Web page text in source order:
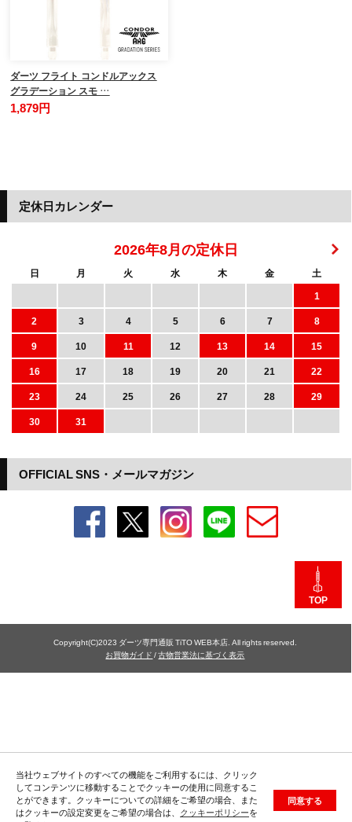
ダーツ フライト コンドルアックス
グラデーション スモ …
1,879円
当社ウェブサイトのすべての機能をご利用するには、クリック
してコンテンツに移動することでクッキーの使用に同意するこ
とができます。クッキーについての詳細をご希望の場合、また
はクッキーの設定変更をご希望の場合は、 クッキーポリシーを
同意する
OFFICIAL SNS・メールマガジン
定休日カレンダー
2026年8月の定休日
日 月 火 水 木 金
土
1
2
3 4 5 6 7
8
9
10 11 12 13 14
15
16
17 18 19 20 21
22
23
24 25 26 27 28
29
30
31
TOP
Copyright(C)2023 ダーツ専門通販 TiTO WEB本店. All rights reserved.
お買物ガイド /古物営業法に基づく表示